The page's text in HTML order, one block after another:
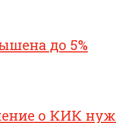
до 5%
о КИК